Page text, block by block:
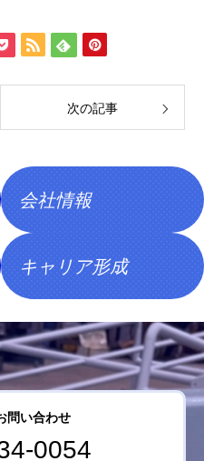
次の記事
会社情報
キャリア形成
問い合わせ
0054